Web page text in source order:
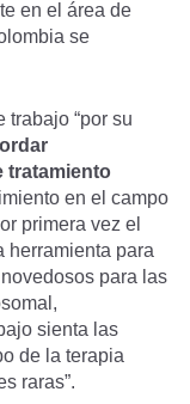
en el área de
se
trabajo “por su
tratamiento
en el campo
primera vez el
herramienta para
para las
sienta las
de la terapia
raras”.